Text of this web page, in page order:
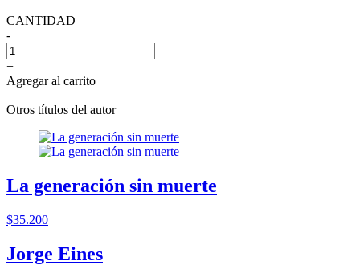
CANTIDAD
-
+
Agregar al carrito
Otros títulos del autor
La generación sin muerte
$35.200
Jorge Eines